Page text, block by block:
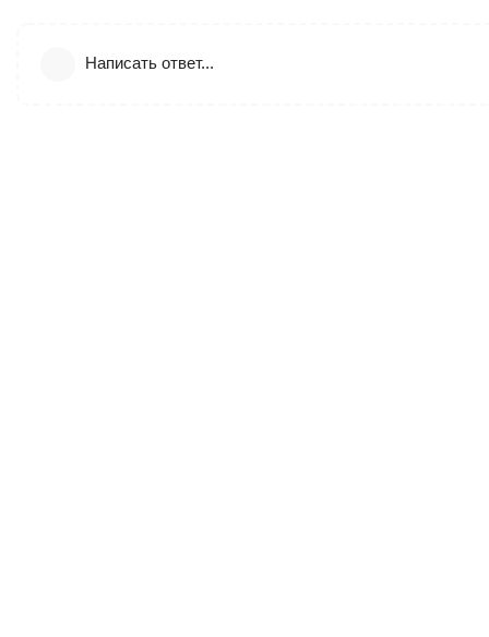
Написать ответ...